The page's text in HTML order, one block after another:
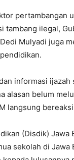
pertambangan
tambang ilegal,
Mulyadi juga
informasi ijazah
alasan belum
langsung
(Disdik) Jawa
sekolah di Jawa